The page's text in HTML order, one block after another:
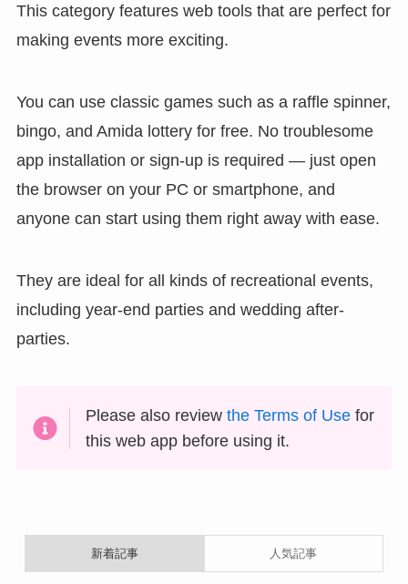
This category features web tools that are perfect for
making events more exciting.
You can use classic games such as a raffle spinner,
bingo, and Amida lottery for free. No troublesome
app installation or sign-up is required — just open
the browser on your PC or smartphone, and
anyone can start using them right away with ease.
They are ideal for all kinds of recreational events,
including year-end parties and wedding after-
parties.
Please also reviewthe Terms of Use for
this web app before using it.
新着記事 人気記事